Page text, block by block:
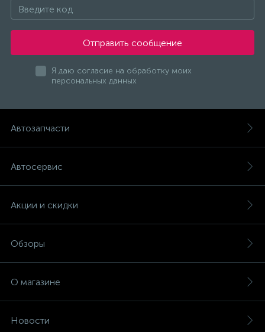
Отправить сообщение
Я даю согласие на обработку моих
персональных данных
Автозапчасти
Автосервис
Акции и скидки
Обзоры
О магазине
Новости